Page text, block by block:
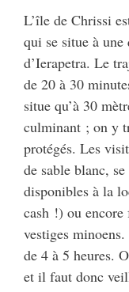
L’île de Chrissi
qui se situe à
d’Ierapetra. Le
de 20 à 30
situe qu’à 30
culminant ; on y
protégés. Les
de sable blanc,
disponibles à la
cash !) ou encore
vestiges
de 4 à 5 heures.
et il faut donc